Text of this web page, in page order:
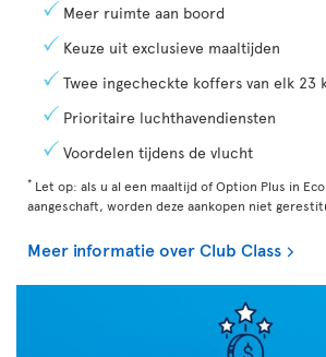
Meer ruimte aan boord
Keuze uit exclusieve maaltijden
Twee ingecheckte koffers van elk 23
Prioritaire luchthavendiensten
Voordelen tijdens de vlucht
* Let op: als u al een maaltijd of Option Plus in
aangeschaft, worden deze aankopen niet
Meer informatie over Club Class